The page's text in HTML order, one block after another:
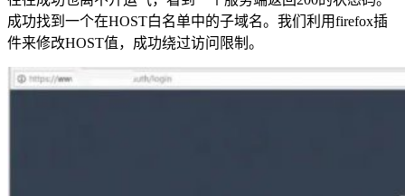
成功找到一个在HOST白名单中的子域名。我们利用firefox插
件来修改HOST值，成功绕过访问限制。